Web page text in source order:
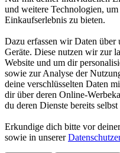
und weitere Technologien,
Einkaufserlebnis zu bieten.
Dazu erfassen wir Daten über
Geräte. Diese nutzen wir zur
Website und um dir
sowie zur Analyse der
deine verschlüsselten Daten
dir über deren Online-
du deren Dienste bereits selbst
Erkundige dich bitte vor
sowie in unserer